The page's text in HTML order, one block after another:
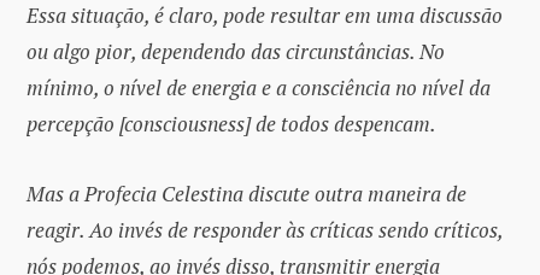
Essa situação, é claro, pode resultar em uma discussão
ou algo pior, dependendo das circunstâncias. No
mínimo, o nível de energia e a consciência no nível da
percepção [consciousness] de todos despencam.
Mas a Profecia Celestina discute outra maneira de
reagir. Ao invés de responder às críticas sendo críticos,
nós podemos, ao invés disso, transmitir energia